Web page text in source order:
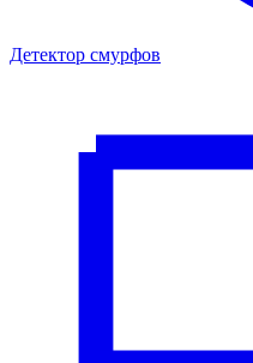
Детектор смурфов